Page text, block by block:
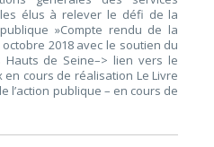
élus à relever le défi de la
»Compte rendu de la
2018 avec le soutien du
Hauts de Seine–> lien vers le
cours de réalisation Le Livre
l’action publique – en cours de